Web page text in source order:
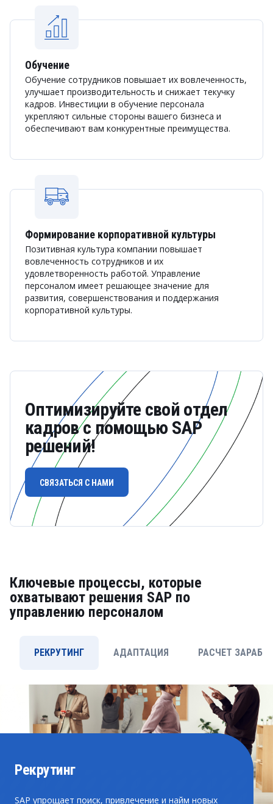
Обучение
Обучение сотрудников повышает их вовлеченность,
улучшает производительность и снижает текучку
кадров. Инвестиции в обучение персонала
укрепляют сильные стороны вашего бизнеса и
обеспечивают вам конкурентные преимущества.
Формирование корпоративной культуры
Позитивная культура компании повышает
вовлеченность сотрудников и их
удовлетворенность работой. Управление
персоналом имеет решающее значение для
развития, совершенствования и поддержания
корпоративной культуры.
Оптимизируйте свой отдел
кадров с помощью SAP
решений!
СВЯЗАТЬСЯ С НАМИ
Ключевые процессы, которые
охватывают решения SAP по
управлению персоналом
РЕКРУТИНГ АДАПТАЦИЯ РАСЧЕТ
Рекрутинг
SAP упрощает поиск, привлечение и найм новых